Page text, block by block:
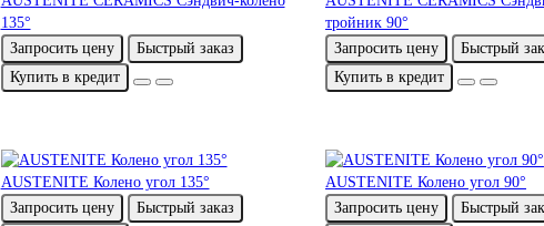
135°
Запросить цену
Быстрый заказ
Купить в кредит
тройник 90°
Запросить цену
Быстрый
Купить в кредит
AUSTENITE Колено угол 135°
Запросить цену
Быстрый заказ
AUSTENITE Колено угол 90°
Запросить цену
Быстрый